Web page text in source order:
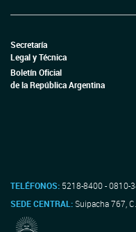
Secretaría
Legal y Técnica
Boletín Oficial
de la República Argentina
TELÉFONOS: 5218-8400 - 0810-
SEDE CENTRAL:Suipacha 767,